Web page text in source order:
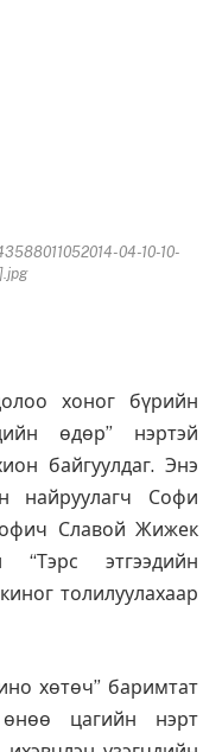
04-10-10-
хоног бүрийн
өдөр” нэртэй
байгуулдаг. Энэ
найруулагч Софи
Славой Жижек
этгээдийн
толилуулахаар
хөтөч” баримтат
цагийн нэрт